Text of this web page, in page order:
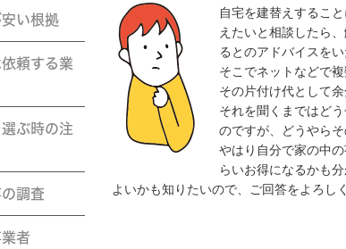
い根拠
頼する業
ぶ時の注
調査
者
自宅を建替えするこ
えたいと相談したら
るとのアドバイスをい
そこでネットなどで
その片付け代として
それを聞くまではど
のですが、どうやら
やはり自分で家の中
らいお得になるかも
よいかも知りたいので、ご回答をよろし